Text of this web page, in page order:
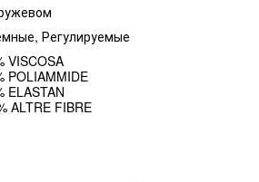
Регулируемые
VISCOSA
POLIAMMIDE
ELASTAN
ALTRE FIBRE